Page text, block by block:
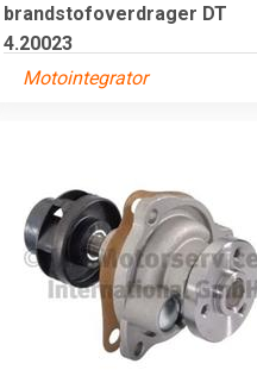
brandstofoverdrager DT
4.20023
Motointegrator